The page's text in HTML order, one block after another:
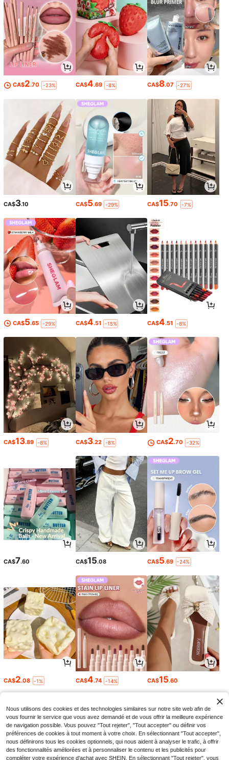
CA$2.70 -23% CA$4.69 -8% CA$8.07 -27%
CA$3.10 CA$5.69 -29% CA$15.70 -7%
CA$5.65 -29% CA$4.51 -15% CA$4.51 -8%
CA$13.89 -8% CA$3.22 -8% CA$2.70 -32%
CA$7.60 CA$15.08 CA$5.69 -24%
CA$2.08 -1% CA$4.74 -14% CA$15.60
Nous utilisons des cookies et des technologies similaires sur notre site web afin de
vous fournir le service que vous avez demandé et de vous offrir la meilleure expérience
de navigation possible. Vous pouvez "Tout rejeter", "Tout accepter" ou définir vos
préférences de cookies à tout moment à votre choix. En sélectionnant "Tout accepter",
nous définirons tous les cookies optionnels, qui nous aident à analyser le trafic, à offrir
des fonctionnalités améliorées et à personnaliser le contenu et les publicités pour
compléter votre expérience d'achat avec SHEIN. En sélectionnant "Tout rejeter", vous